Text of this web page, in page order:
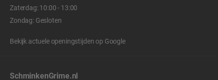
Zaterdag: 10:00 - 13:00
Zondag: Gesloten
Bekijk actuele openingstijden op Google
SchminkenGrime.nl